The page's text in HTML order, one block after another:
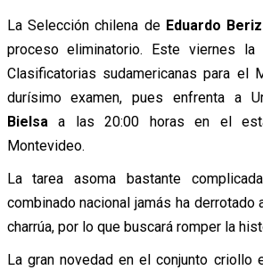
La Selección chilena de Eduardo
proceso eliminatorio. Este viernes
Clasificatorias sudamericanas para el
durísimo examen, pues enfrenta a
Bielsa a las 20:00 horas en el
Montevideo.
La tarea asoma bastante
combinado nacional jamás ha derrotado
charrúa, por lo que buscará romper la
La gran novedad en el conjunto criollo